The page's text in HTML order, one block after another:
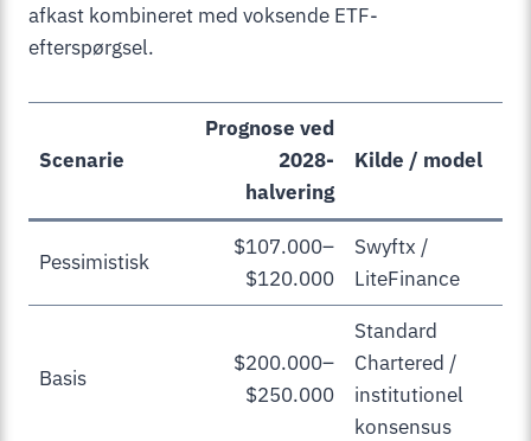
afkast kombineret med voksende ETF-
efterspørgsel.
Scenarie
Prognose ved
2028-
halvering
Kilde / model
Pessimistisk
$107.000–
$120.000
Swyftx /
LiteFinance
Basis
$200.000–
$250.000
Standard
Chartered /
institutionel
konsensus